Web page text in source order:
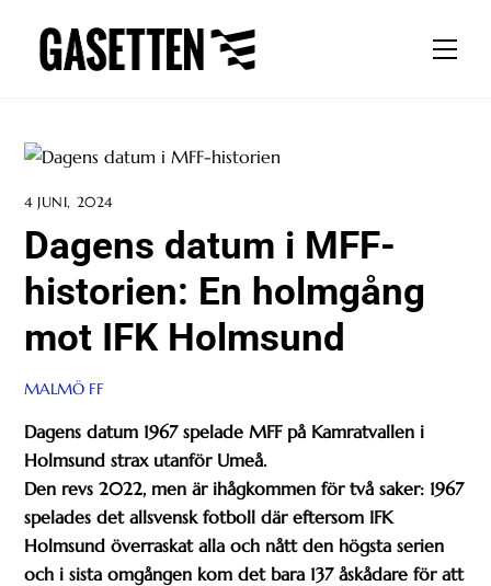
content
4 JUNI, 2024
Dagens datum i MFF-
historien: En holmgång
mot IFK Holmsund
MALMÖ FF
Dagens datum 1967 spelade MFF på Kamratvallen i
Holmsund strax utanför Umeå.
Den revs 2022, men är ihågkommen för två saker: 1967
spelades det allsvensk fotboll där eftersom IFK
Holmsund överraskat alla och nått den högsta serien
och i sista omgången kom det bara 137 åskådare för att